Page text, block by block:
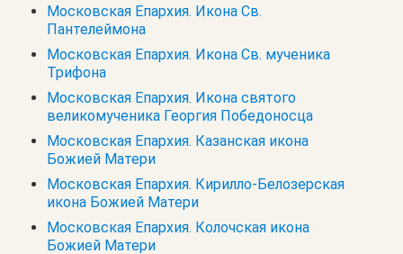
Московская Епархия. Икона Св.
Пантелеймона
Московская Епархия. Икона Св. мученика
Трифона
Московская Епархия. Икона святого
великомученика Георгия Победоносца
Московская Епархия. Казанская икона
Божией Матери
Московская Епархия. Кирилло-Белозерская
икона Божией Матери
Московская Епархия. Колочская икона
Божией Матери